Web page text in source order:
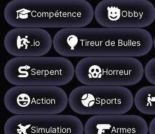
Compétence Obby
.io Tireur de Bulles
Serpent Horreur
Action Sports
Simulation Armes